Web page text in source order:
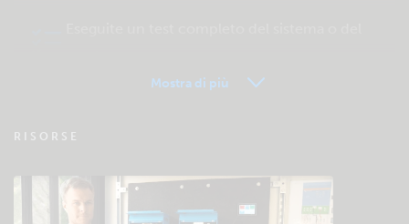
Verificate la base di conoscenze della
Mostra di più
RISORSE